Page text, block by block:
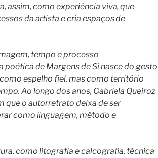
assim, como experiência viva, que
da artista e cria espaços de
tempo e processo
poética de Margens de Si nasce do gesto
espelho fiel, mas como território
Ao longo dos anos, Gabriela Queiroz
que o autorretrato deixa de ser
como linguagem, método e
como litografia e calcografia, técnica